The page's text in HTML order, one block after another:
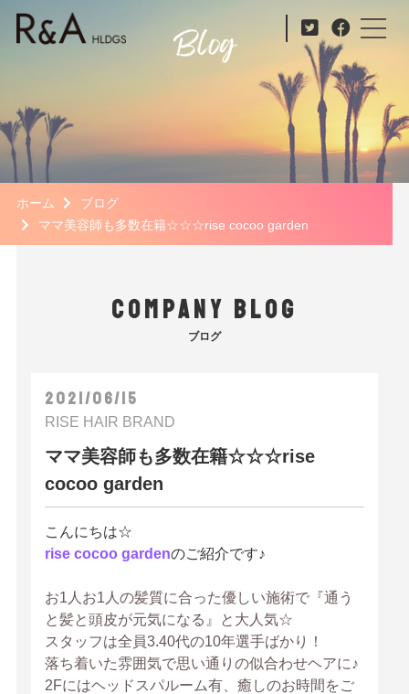
ホーム
ブログ
ママ美容師も多数在籍☆☆☆rise cocoo garden
COMPANY BLOG
ブログ
2021/06/15
RISE HAIR BRAND
ママ美容師も多数在籍☆☆☆rise
cocoo garden
こんにちは☆
rise cocoo gardenのご紹介です♪
お1人お1人の髪質に合った優しい施術で『通う
と髪と頭皮が元気になる』と大人気☆
スタッフは全員3.40代の10年選手ばかり！
落ち着いた雰囲気で思い通りの似合わせヘアに♪
2Fにはヘッドスパルーム有、癒しのお時間をご